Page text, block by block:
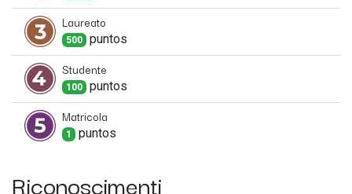
Laureato
500 puntos
Studente
100 puntos
Matricola
1 puntos
Riconoscimenti